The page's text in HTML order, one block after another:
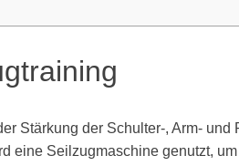
Stärkung der Schulter-, Arm- und
eine Seilzugmaschine genutzt,